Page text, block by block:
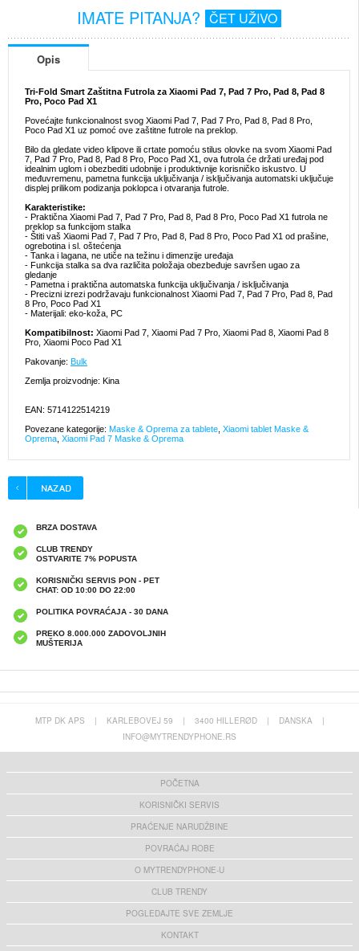
IMATE PITANJA? ČET UŽIVO
Opis
Tri-Fold Smart Zaštitna Futrola za Xiaomi Pad 7, Pad 7 Pro, Pad 8, Pad 8
Pro, Poco Pad X1
Povećajte funkcionalnost svog Xiaomi Pad 7, Pad 7 Pro, Pad 8, Pad 8 Pro,
Poco Pad X1 uz pomoć ove zaštitne futrole na preklop.
Bilo da gledate video klipove ili crtate pomoću stilus olovke na svom Xiaomi Pad
7, Pad 7 Pro, Pad 8, Pad 8 Pro, Poco Pad X1, ova futrola će držati uređaj pod
idealnim uglom i obezbediti udobnije i produktivnije korisničko iskustvo. U
međuvremenu, pametna funkcija uključivanja / isključivanja automatski uključuje
displej prilikom podizanja poklopca i otvaranja futrole.
Karakteristike:
- Praktična Xiaomi Pad 7, Pad 7 Pro, Pad 8, Pad 8 Pro, Poco Pad X1 futrola ne
preklop sa funkcijom stalka
- Štiti vaš Xiaomi Pad 7, Pad 7 Pro, Pad 8, Pad 8 Pro, Poco Pad X1 od prašine,
ogrebotina i sl. oštećenja
- Tanka i lagana, ne utiče na težinu i dimenzije uređaja
- Funkcija stalka sa dva različita položaja obezbeđuje savršen ugao za
gledanje
- Pametna i praktična automatska funkcija uključivanja / isključivanja
- Precizni izrezi podržavaju funkcionalnost Xiaomi Pad 7, Pad 7 Pro, Pad 8, Pad
8 Pro, Poco Pad X1
- Materijali: eko-koža, PC
Kompatibilnost: Xiaomi Pad 7, Xiaomi Pad 7 Pro, Xiaomi Pad 8, Xiaomi Pad 8
Pro, Xiaomi Poco Pad X1
Pakovanje: Bulk
Zemlja proizvodnje: Kina
EAN: 5714122514219
Povezane kategorije: Maske & Oprema za tablete Xiaomi tablet Maske &
Oprema Xiaomi Pad 7 Maske & Oprema
BRZA DOSTAVA
CLUB TRENDY
OSTVARITE 7% POPUSTA
KORISNIČKI SERVIS PON - PET
CHAT: OD 10:00 DO 22:00
POLITIKA POVRAĆAJA - 30 DANA
PREKO 8.000.000 ZADOVOLJNIH
MUŠTERIJA
MTP DK APS | KARLEBOVEJ 59 | 3400 HILLERØD | DANSKA
|
INFO@MYTRENDYPHONE.RS
POČETNA
KORISNIČKI SERVIS
PRAĆENJE NARUDŽBINE
POVRAĆAJ ROBE
O MYTRENDYPHONE-U
CLUB TRENDY
POGLEDAJTE SVE ZEMLJE
KONTAKT